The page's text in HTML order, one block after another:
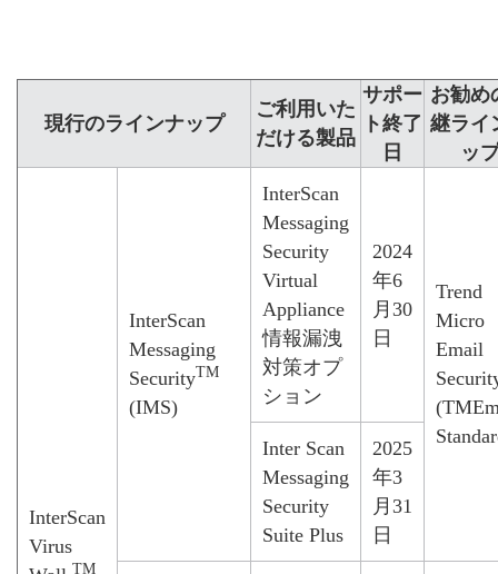
現行のラインナップ
ご利用いた
だける製品
サポー
ト終了
日
お勧め
継ライ
ッ
InterScan
Virus
TM
InterScan
Messaging
SecurityTM
(IMS)
InterScan
Messaging
Security
Virtual
Appliance
情報漏洩
対策オプ
ション
2024
年6
月30
日
Trend
Micro
Email
Inter Scan
Messaging
Security
Suite Plus
2025
年3
月31
日